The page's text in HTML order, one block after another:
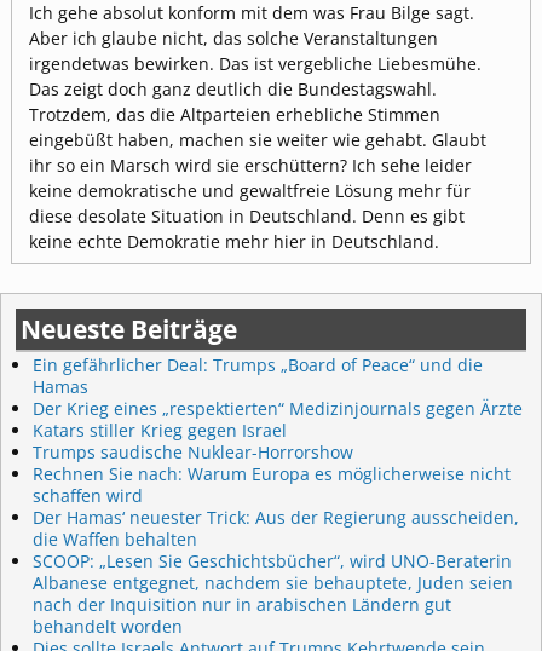
Ich gehe absolut konform mit dem was Frau Bilge sagt.
Aber ich glaube nicht, das solche Veranstaltungen
irgendetwas bewirken. Das ist vergebliche Liebesmühe.
Das zeigt doch ganz deutlich die Bundestagswahl.
Trotzdem, das die Altparteien erhebliche Stimmen
eingebüßt haben, machen sie weiter wie gehabt. Glaubt
ihr so ein Marsch wird sie erschüttern? Ich sehe leider
keine demokratische und gewaltfreie Lösung mehr für
diese desolate Situation in Deutschland. Denn es gibt
keine echte Demokratie mehr hier in Deutschland.
Neueste Beiträge
Ein gefährlicher Deal: Trumps „Board of Peace“ und die
Hamas
Der Krieg eines „respektierten“ Medizinjournals gegen Ärzte
Katars stiller Krieg gegen Israel
Trumps saudische Nuklear-Horrorshow
Rechnen Sie nach: Warum Europa es möglicherweise nicht
schaffen wird
Der Hamas‘ neuester Trick: Aus der Regierung ausscheiden,
die Waffen behalten
SCOOP: „Lesen Sie Geschichtsbücher“, wird UNO-Beraterin
Albanese entgegnet, nachdem sie behauptete, Juden seien
nach der Inquisition nur in arabischen Ländern gut
behandelt worden